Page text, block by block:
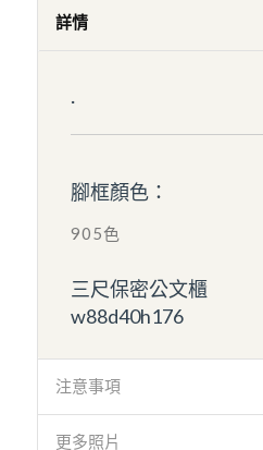
詳情
.
腳框顏色：
905色
三尺保密公文櫃
w88d40h176
注意事項
更多照片